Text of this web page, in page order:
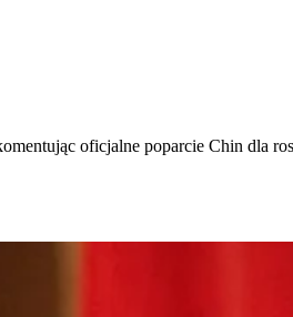
oficjalne poparcie Chin dla